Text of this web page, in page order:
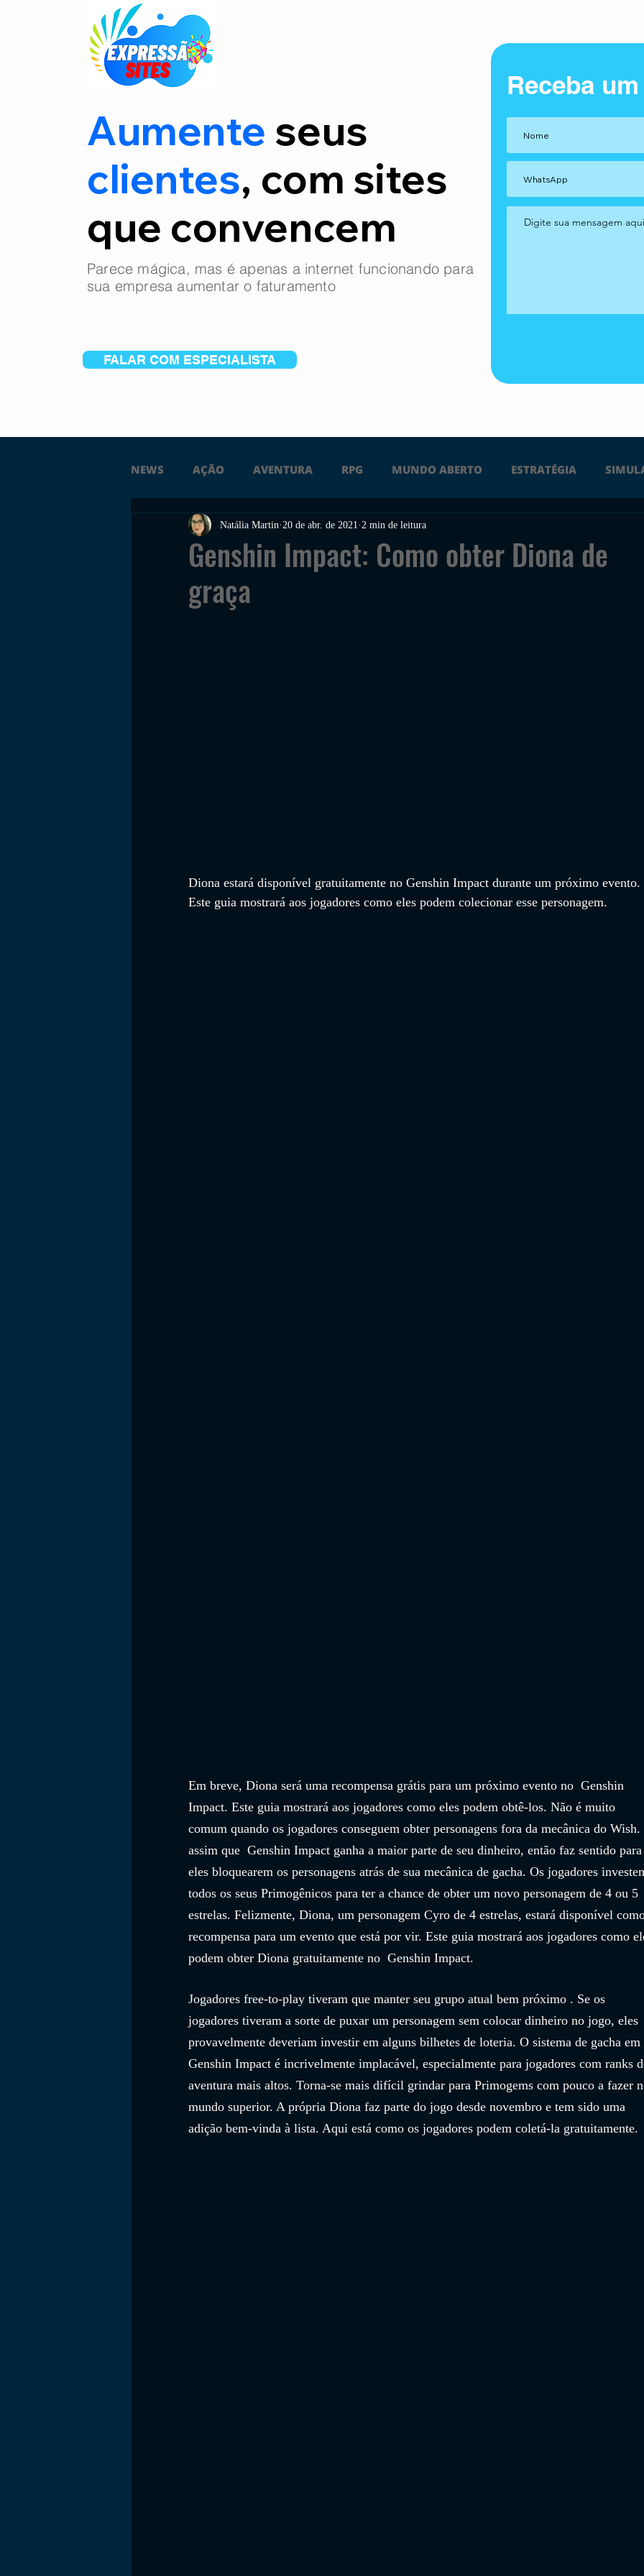
Aumente seus
clientes, com sites
que convencem
Parece mágica, mas é apenas a internet funcionando para
sua empresa aumentar o faturamento
FALAR COM ESPECIALISTA
Receba
NEWS AÇÃO AVENTURA RPG MUNDO ABERTO ESTRATÉGIA
FICÇÃO TERROR PC PS4 PS5
TRAILER PLATAFORMA
Genshin Impact: Como obter Diona de
graça
Natália Martin 20 de abr. de 2021 2 min de leitura
Diona estará disponível gratuitamente no Genshin Impact durante um próximo evento.
Este guia mostrará aos jogadores como eles podem colecionar esse personagem.
Em breve, Diona será uma recompensa grátis para um próximo evento no  Genshin
Impact. Este guia mostrará aos jogadores como eles podem obtê-los. Não é muito
comum quando os jogadores conseguem obter personagens fora da mecânica do Wish.
assim que  Genshin Impact ganha a maior parte de seu dinheiro, então faz sentido para
eles bloquearem os personagens atrás de sua mecânica de gacha. Os jogadores
todos os seus Primogênicos para ter a chance de obter um novo personagem de 4 ou 5
estrelas. Felizmente, Diona, um personagem Cyro de 4 estrelas, estará disponível
recompensa para um evento que está por vir. Este guia mostrará aos jogadores como
podem obter Diona gratuitamente no  Genshin Impact.
Jogadores free-to-play tiveram que manter seu grupo atual bem próximo . Se os
jogadores tiveram a sorte de puxar um personagem sem colocar dinheiro no jogo, eles
provavelmente deveriam investir em alguns bilhetes de loteria. O sistema de gacha em
Genshin Impact é incrivelmente implacável, especialmente para jogadores com ranks
aventura mais altos. Torna-se mais difícil grindar para Primogems com pouco a fazer
mundo superior. A própria Diona faz parte do jogo desde novembro e tem sido uma
adição bem-vinda à lista. Aqui está como os jogadores podem coletá-la gratuitamente.